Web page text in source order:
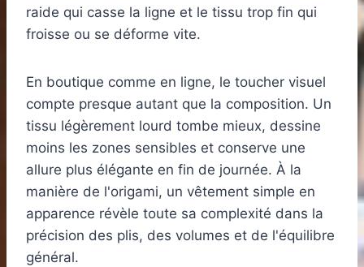
raide qui casse la ligne et le tissu trop fin qui
froisse ou se déforme vite.
En boutique comme en ligne, le toucher visuel
compte presque autant que la composition. Un
tissu légèrement lourd tombe mieux, dessine
moins les zones sensibles et conserve une
allure plus élégante en fin de journée. À la
manière de l'origami, un vêtement simple en
apparence révèle toute sa complexité dans la
précision des plis, des volumes et de l'équilibre
général.